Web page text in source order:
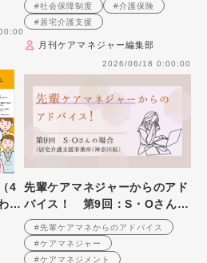
#社会保障制度
#介護保険
#居宅介護支援
月刊ケアマネジャー編集部
2026/06/18 0:00:00
4
先輩ケアマネジャーからのアド
バイス！ 第9回：S・Oさん
（居宅介護支援事業所（神奈川
県）・ケアマネジャー）前編
#先輩ケアマネからのアドバイス
#ケアマネジャー
#ケアマネジメント